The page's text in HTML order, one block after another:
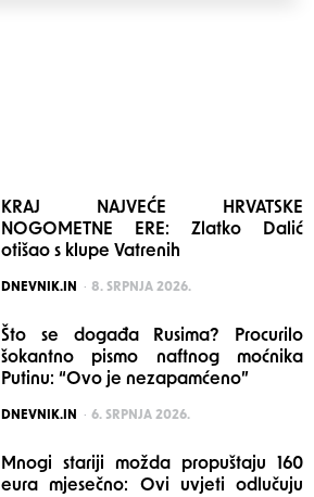
KRAJ NAJVEĆE HRVATSKE
NOGOMETNE ERE: Zlatko Dalić
otišao s klupe Vatrenih
POSTED
DNEVNIK.IN 8. SRPNJA 2026.
Što se događa Rusima? Procurilo
šokantno pismo naftnog moćnika
Putinu: “Ovo je nezapamćeno”
POSTED
DNEVNIK.IN 6. SRPNJA 2026.
Mnogi stariji možda propuštaju 160
eura mjesečno: Ovi uvjeti odlučuju